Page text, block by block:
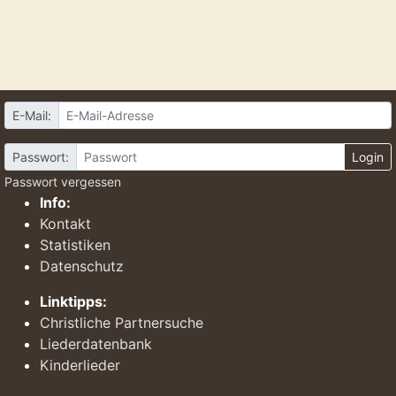
E-Mail:
Passwort:
Login
Passwort vergessen
Info:
Kontakt
Statistiken
Datenschutz
Linktipps:
Christliche Partnersuche
Liederdatenbank
Kinderlieder